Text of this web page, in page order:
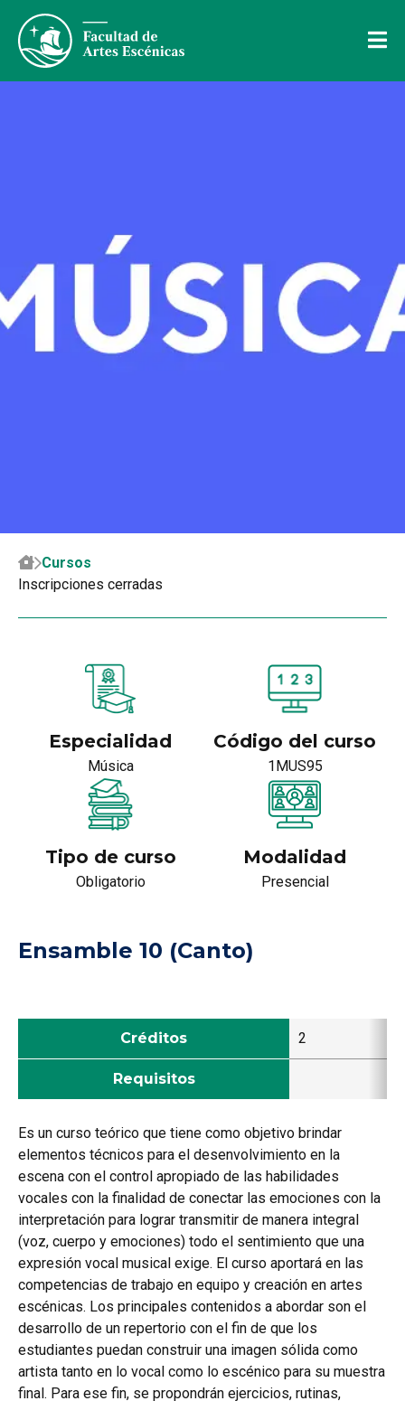
Cursos
Inscripciones cerradas
Especialidad
Música
Código del curso
1MUS95
Tipo de curso
Obligatorio
Modalidad
Presencial
Ensamble 10 (Canto)
Créditos 2
Requisitos
Es un curso teórico que tiene como objetivo brindar
elementos técnicos para el desenvolvimiento en la
escena con el control apropiado de las habilidades
vocales con la finalidad de conectar las emociones con la
interpretación para lograr transmitir de manera integral
(voz, cuerpo y emociones) todo el sentimiento que una
expresión vocal musical exige. El curso aportará en las
competencias de trabajo en equipo y creación en artes
escénicas. Los principales contenidos a abordar son el
desarrollo de un repertorio con el fin de que los
estudiantes puedan construir una imagen sólida como
artista tanto en lo vocal como lo escénico para su muestra
final. Para ese fin, se propondrán ejercicios, rutinas,